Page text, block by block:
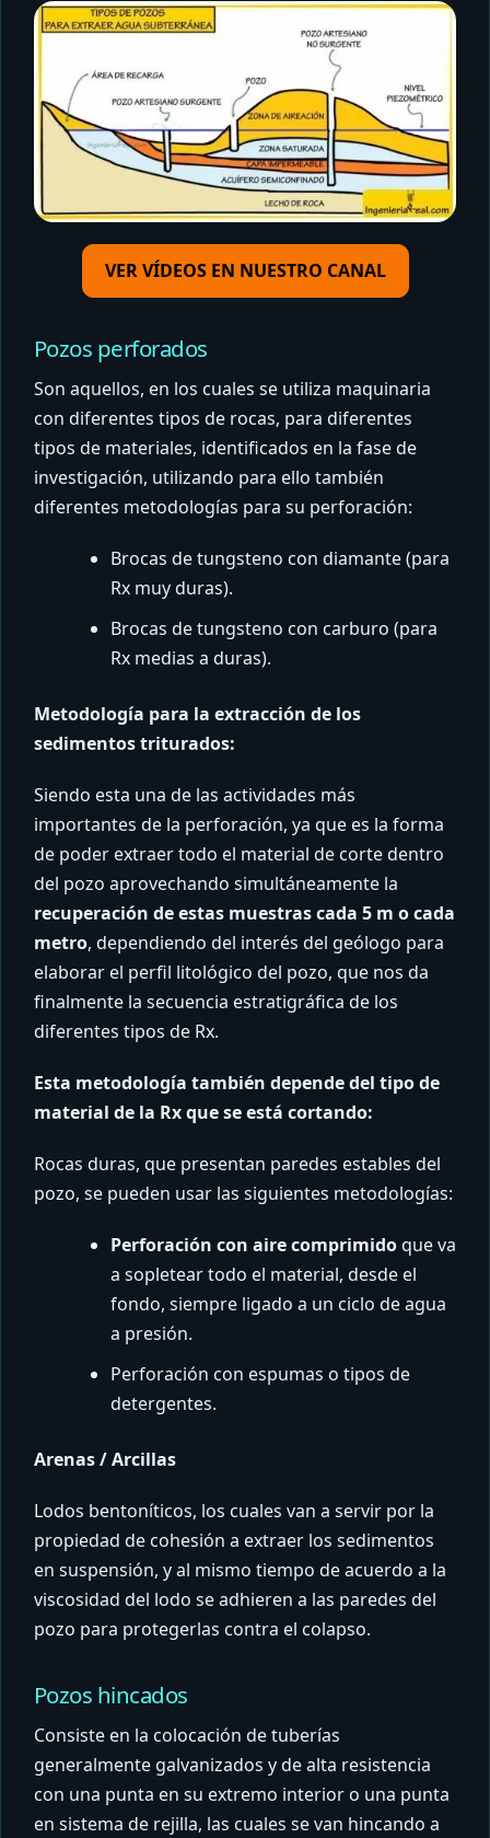
VER VÍDEOS EN NUESTRO CANAL
Pozos perforados
Son aquellos, en los cuales se utiliza maquinaria
con diferentes tipos de rocas, para diferentes
tipos de materiales, identificados en la fase de
investigación, utilizando para ello también
diferentes metodologías para su perforación:
Brocas de tungsteno con diamante (para
Rx muy duras).
Brocas de tungsteno con carburo (para
Rx medias a duras).
Metodología para la extracción de los
sedimentos triturados:
Siendo esta una de las actividades más
importantes de la perforación, ya que es la forma
de poder extraer todo el material de corte dentro
del pozo aprovechando simultáneamente la
recuperación de estas muestras cada 5 m o cada
metro, dependiendo del interés del geólogo para
elaborar el perfil litológico del pozo, que nos da
finalmente la secuencia estratigráfica de los
diferentes tipos de Rx.
Esta metodología también depende del tipo de
material de la Rx que se está cortando:
Rocas duras, que presentan paredes estables del
pozo, se pueden usar las siguientes metodologías:
Perforación con aire comprimidoque va
a sopletear todo el material, desde el
fondo, siempre ligado a un ciclo de agua
a presión.
Perforación con espumas o tipos de
detergentes.
Arenas / Arcillas
Lodos bentoníticos, los cuales van a servir por la
propiedad de cohesión a extraer los sedimentos
en suspensión, y al mismo tiempo de acuerdo a la
viscosidad del lodo se adhieren a las paredes del
pozo para protegerlas contra el colapso.
Pozos hincados
Consiste en la colocación de tuberías
generalmente galvanizados y de alta resistencia
con una punta en su extremo interior o una punta
en sistema de rejilla, las cuales se van hincando a